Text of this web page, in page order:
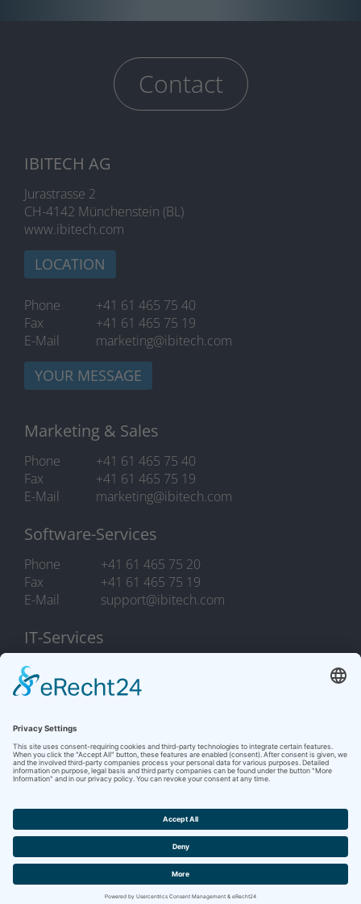
Contact
IBITECH AG
Jurastrasse 2
CH-4142 Münchenstein (BL)
www.ibitech.com
LOCATION
Phone
+41 61 465 75 40
Fax
+41 61 465 75 19
E-Mail
marketing@ibitech.com
YOUR MESSAGE
Marketing & Sales
Phone
+41 61 465 75 40
Fax
+41 61 465 75 19
E-Mail
marketing@ibitech.com
Software-Services
Phone
+41 61 465 75 20
Fax
+41 61 465 75 19
E-Mail
support@ibitech.com
IT-Services
Phone
Fax
+41 61 465 75 19
COOKIES/LEGAL NOTICE / PRIVACY